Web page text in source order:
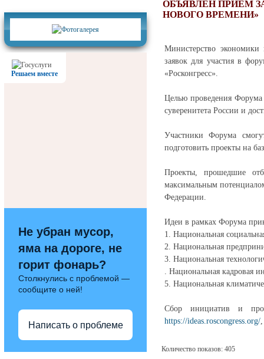
Решаем вместе
Не убран мусор,
яма на дороге, не
горит фонарь?
Столкнулись с проблемой —
сообщите о ней!
Написать о проблеме
ОБЪЯВЛЕН ПРИЕМ
НОВОГО ВРЕМЕНИ»
Министерство экономики
заявок для участия в
«Росконгресс».
Целью проведения Форума
суверенитета России и
Участники Форума
подготовить проекты на
Проекты, прошедшие
максимальным
Федерации.
Идеи в рамках Форума
1. Национальная
2. Национальная
3. Национальная
. Национальная кадровая
5. Национальная
Сбор инициатив и
https://ideas.roscongress.org/
Количество показов: 405